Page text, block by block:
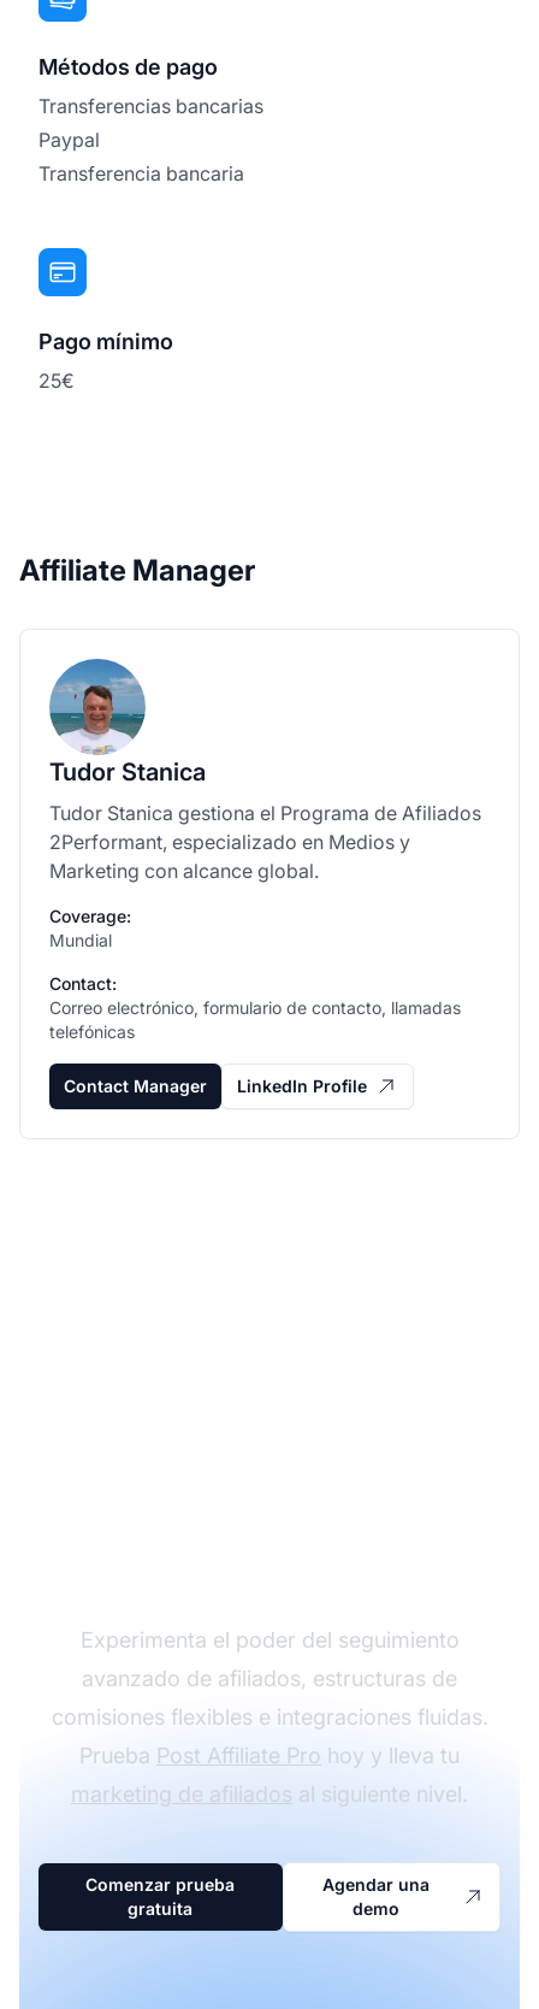
Métodos de pago
Transferencias bancarias
Paypal
Transferencia bancaria
Pago mínimo
25€
Affiliate Manager
Tudor Stanica
Tudor Stanica gestiona el Programa de Afiliados
2Performant, especializado en Medios y
Marketing con alcance global.
Coverage:
Mundial
Contact:
Correo electrónico, formulario de contacto, llamadas
telefónicas
Contact Manager LinkedIn Profile
Experimenta el poder del seguimiento
avanzado de afiliados, estructuras de
comisiones flexibles e integraciones fluidas.
Prueba Post Affiliate Pro hoy y lleva tu
marketing de afiliados al siguiente nivel.
Comenzar prueba
gratuita
Agendar una
demo